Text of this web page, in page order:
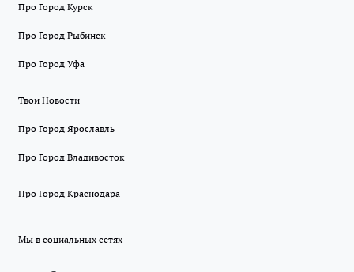
Про Город Курск
Про Город Рыбинск
Про Город Уфа
Твои Новости
Про Город Ярославль
Про Город Владивосток
Про Город Краснодара
Мы в социальных сетях